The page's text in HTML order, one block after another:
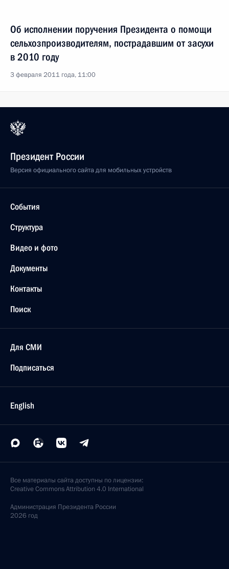
Об исполнении поручения Президента о помощи
сельхозпроизводителям, пострадавшим от засухи
в 2010 году
3 февраля 2011 года, 11:00
Президент России
Версия официального сайта для мобильных устройств
События
Структура
Видео и фото
Документы
Контакты
Поиск
Для СМИ
Подписаться
English
Все материалы сайта доступны по лицензии:
Creative Commons Attribution 4.0 International
Администрация Президента России
2026 год